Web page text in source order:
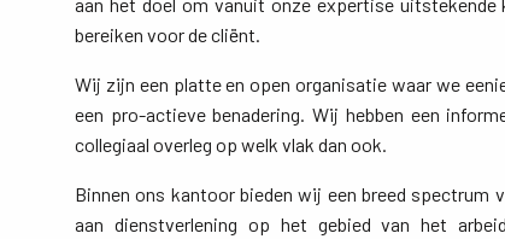
bereiken voor de cliënt.
Wij zijn een platte en open organisatie waar we
een pro-actieve benadering. Wij hebben een
collegiaal overleg op welk vlak dan ook.
Binnen ons kantoor bieden wij een breed spectrum
aan dienstverlening op het gebied van het